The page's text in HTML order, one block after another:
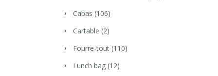
Cabas (106)
Cartable (2)
Fourre-tout (110)
Lunch bag (12)